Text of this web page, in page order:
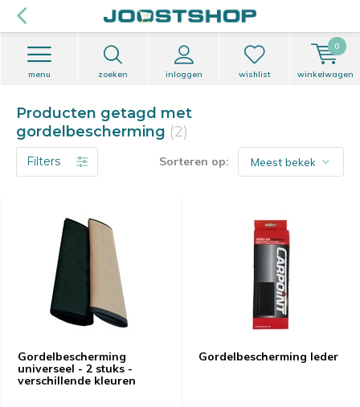
zoeken inloggen
menu wishlist winkelwagen
0
Producten getagd met
gordelbescherming (2)
Filters Sorteren op:
Gordelbescherming
universeel - 2 stuks -
verschillende kleuren
Gordelbescherming leder